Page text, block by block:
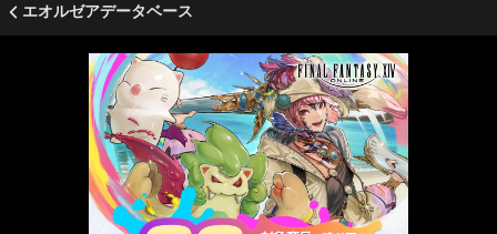
エオルゼアデータベース